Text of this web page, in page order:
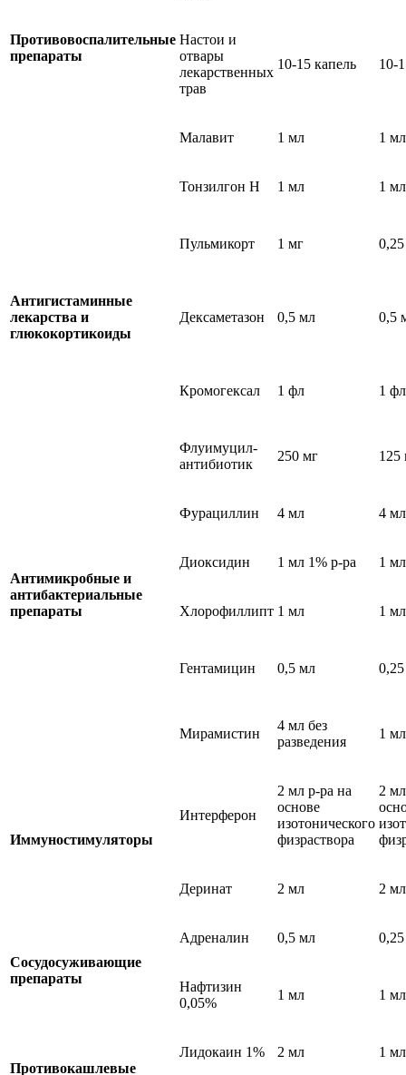
Противовоспалительные
препараты
Настои и
отвары
лекарственных
трав
10-15 капель 10-
Малавит 1 мл 1 мл
Тонзилгон Н 1 мл 1 мл
Антигистаминные
лекарства и
глюкокортикоиды
Пульмикорт 1 мг
Дексаметазон 0,5 мл 0,5
Кромогексал 1 фл 1 фл
Антимикробные и
антибактериальные
препараты
Флуимуцил-
антибиотик
250 мг 125
Фурациллин 4 мл 4 мл
Диоксидин 1 мл 1% р-ра 1
Хлорофиллипт 1 мл 1 мл
Гентамицин 0,5 мл
Мирамистин
4 мл без
разведения
1 мл
Иммуностимуляторы
Интерферон
2 мл р-ра на
основе
изотонического
физраствора
2
Деринат 2 мл 2 мл
Сосудосуживающие
препараты
Адреналин 0,5 мл
Нафтизин
0,05%
1 мл 1 мл
Противокашлевые
Лидокаин 1% 2 мл 1 мл